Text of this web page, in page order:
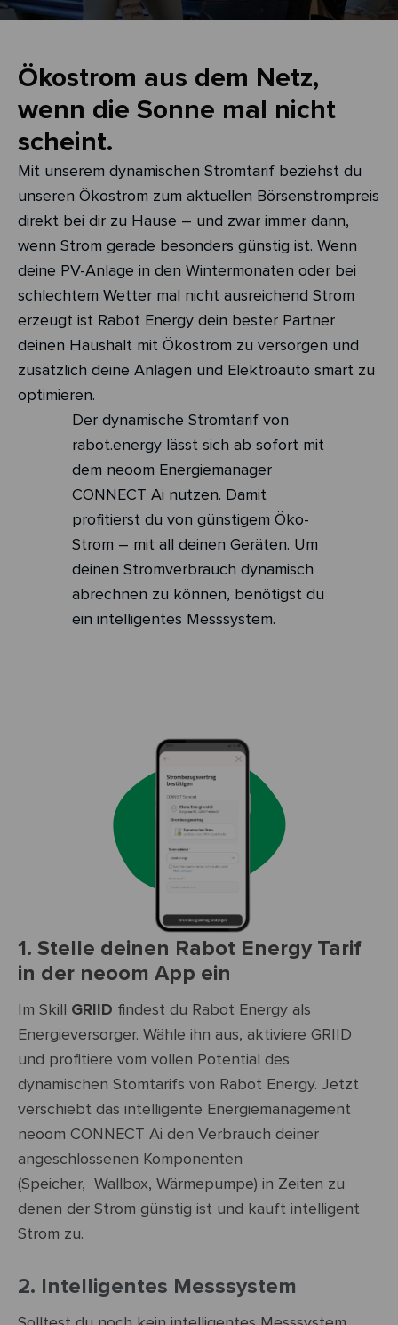
Ökostrom aus dem Netz,
wenn die Sonne mal nicht
scheint.
Mit unserem dynamischen Stromtarif beziehst du
unseren Ökostrom zum aktuellen Börsenstrompreis
direkt bei dir zu Hause – und zwar immer dann,
wenn Strom gerade besonders günstig ist. Wenn
deine PV-Anlage in den Wintermonaten oder bei
schlechtem Wetter mal nicht ausreichend Strom
erzeugt ist Rabot Energy dein bester Partner
deinen Haushalt mit Ökostrom zu versorgen und
zusätzlich deine Anlagen und Elektroauto smart zu
optimieren.
Der dynamische Stromtarif von
rabot.energy lässt sich ab sofort mit
dem neoom Energiemanager
CONNECT Ai nutzen. Damit
profitierst du von günstigem Öko-
Strom – mit all deinen Geräten. Um
deinen Stromverbrauch dynamisch
abrechnen zu können, benötigst du
ein intelligentes Messsystem.
1. Stelle deinen Rabot Energy Tarif
in der neoom App ein
Im Skill GRIID findest du Rabot Energy als
Energieversorger. Wähle ihn aus, aktiviere GRIID
und profitiere vom vollen Potential des
dynamischen Stomtarifs von Rabot Energy. Jetzt
verschiebt das intelligente Energiemanagement
neoom CONNECT Ai den Verbrauch deiner
angeschlossenen Komponenten
(Speicher, Wallbox, Wärmepumpe) in Zeiten zu
denen der Strom günstig ist und kauft intelligent
Strom zu.
2. Intelligentes Messsystem